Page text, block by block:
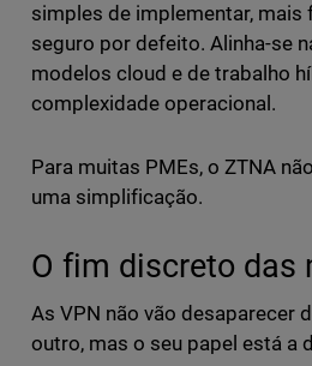
simples de implementar, mais
seguro por defeito. Alinha-se
modelos cloud e de trabalho
complexidade operacional.
Para muitas PMEs, o ZTNA
uma simplificação.
O fim discreto das
As VPN não vão desaparecer
outro, mas o seu papel está a